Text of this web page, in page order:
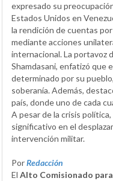
expresado su
Estados Unidos en
la rendición de cuentas
mediante acciones
internacional. La portavoz
Shamdasani, enfatizó que
determinado por su
soberanía. Además,
país, donde uno de cada
A pesar de la crisis
significativo en el
intervención militar.
PorRedacción
El Alto Comisionado